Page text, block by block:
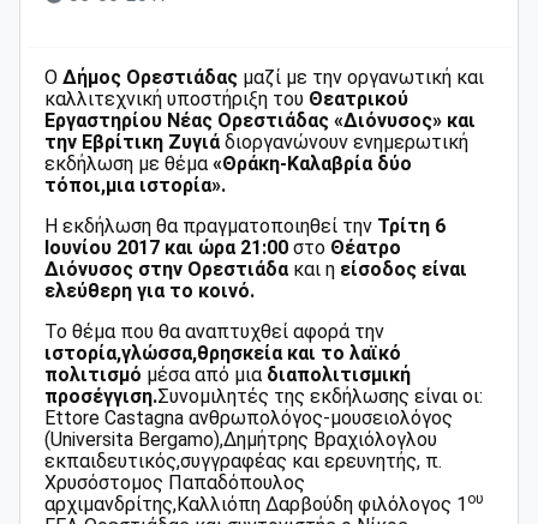
Ο Δήμος Ορεστιάδας μαζί με την οργανωτική και
καλλιτεχνική υποστήριξη του Θεατρικού
Εργαστηρίου Νέας Ορεστιάδας «Διόνυσος» και
την Εβρίτικη Ζυγιάδιοργανώνουν ενημερωτική
εκδήλωση με θέμα«Θράκη-Καλαβρία δύο
τόποι,μια ιστορία».
Η εκδήλωση θα πραγματοποιηθεί την Τρίτη 6
Ιουνίου 2017 και ώρα 21:00 στο Θέατρο
Διόνυσος στην Ορεστιάδακαι η είσοδος είναι
ελεύθερη για το κοινό.
Το θέμα που θα αναπτυχθεί αφορά την
ιστορία,γλώσσα,θρησκεία και το λαϊκό
πολιτισμό μέσα από μια διαπολιτισμική
προσέγγιση.Συνομιλητές της εκδήλωσης είναι οι:
Ettore Castagna ανθρωπολόγος-μουσειολόγος
(Universita Bergamo),Δημήτρης Βραχιόλογλου
εκπαιδευτικός,συγγραφέας και ερευνητής, π.
Χρυσόστομος Παπαδόπουλος
αρχιμανδρίτης,Καλλιόπη Δαρβούδη φιλόλογος 1ου